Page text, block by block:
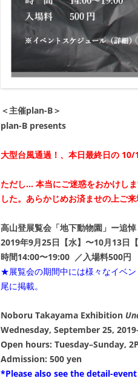
＜主催plan-B＞
plan-B presents
大型台風通過！、本日最終日の 10/
ただし… 本当にご迷惑をおかけし
した。あらかじめお済ませの上ご
高山登展覧会「地下動物園」ー追
2019年9月25日【水】〜10月13日【
時間14:00〜19:00 ／入場料500円
★展覧会の期間中には様々なイベ
尾に掲載。
Noboru Takayama Exhibition
Wednesday, September 25,
Open hours: Tuesday–Sunday,
Admission: 500 yen
*Please also see the detail-